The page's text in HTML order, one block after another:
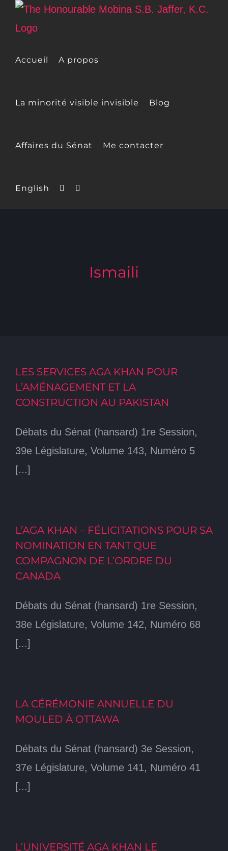
Skip
Accueil A propos
La minorité visible invisible Blog
Affaires du Sénat Me contacter
English
Ismaili
LES SERVICES AGA KHAN POUR
L’AMÉNAGEMENT ET LA
CONSTRUCTION AU PAKISTAN
Débats du Sénat (hansard) 1re Session,
39e Législature, Volume 143, Numéro 5
[...]
L’AGA KHAN – FÉLICITATIONS POUR SA
NOMINATION EN TANT QUE
COMPAGNON DE L’ORDRE DU
CANADA
Débats du Sénat (hansard) 1re Session,
38e Législature, Volume 142, Numéro 68
[...]
LA CÉRÉMONIE ANNUELLE DU
MOULED À OTTAWA
Débats du Sénat (hansard) 3e Session,
37e Législature, Volume 141, Numéro 41
[...]
L’UNIVERSITÉ AGA KHAN LE